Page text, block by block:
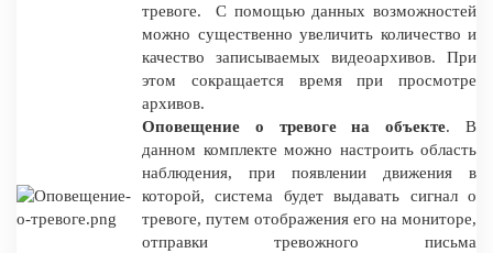
тревоге. С помощью данных возможностей
можно существенно увеличить количество и
качество записываемых видеоархивов. При
этом сокращается время при просмотре
архивов.
Оповещение о тревоге на объекте. В
данном комплекте можно настроить область
наблюдения, при появлении движения в
которой, система будет выдавать сигнал о
тревоге, путем отображения его на мониторе,
отправки тревожного письма